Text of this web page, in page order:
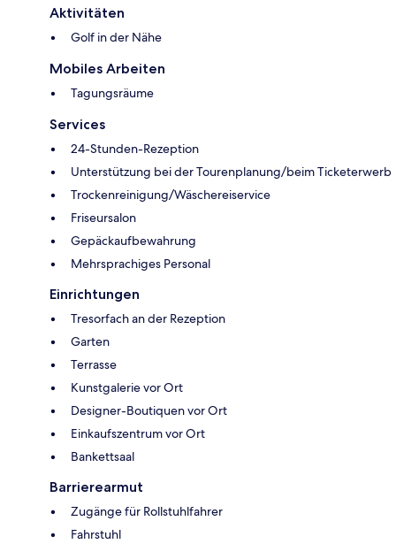
Aktivitäten
Golf in der Nähe
Mobiles Arbeiten
Tagungsräume
Services
24-Stunden-Rezeption
Unterstützung bei der Tourenplanung/beim Ticketerwerb
Trockenreinigung/Wäschereiservice
Friseursalon
Gepäckaufbewahrung
Mehrsprachiges Personal
Einrichtungen
Tresorfach an der Rezeption
Garten
Terrasse
Kunstgalerie vor Ort
Designer-Boutiquen vor Ort
Einkaufszentrum vor Ort
Bankettsaal
Barrierearmut
Zugänge für Rollstuhlfahrer
Fahrstuhl